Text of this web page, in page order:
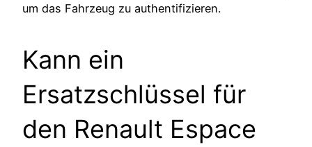
um das Fahrzeug zu authentifizieren.
Kann ein
Ersatzschlüssel für
den Renault Espace